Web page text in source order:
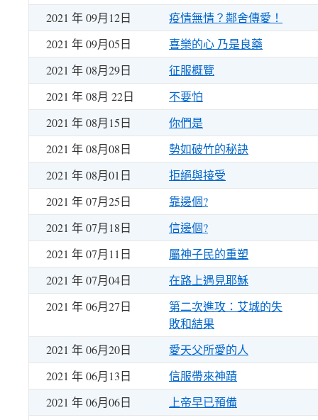
2021 年 09月12日
疫情無情？鄰舍傳愛！
2021 年 09月05日
喜樂的心 乃是良藥
2021 年 08月29日
征服概覽
2021 年 08月 22日
不要怕
2021 年 08月15日
你們是
2021 年 08月08日
勢如破竹的秘訣
2021 年 08月01日
拒絕與接受
2021 年 07月25日
靠邊個?
2021 年 07月18日
信邊個?
2021 年 07月11日
屬神子民的重塑
2021 年 07月04日
在路上遇見耶穌
2021 年 06月27日
第二次進攻：艾城的失
敗和結果
2021 年 06月20日
愛天父所愛的人
2021 年 06月13日
信服帶來神蹟
2021 年 06月06日
上帝早已預備